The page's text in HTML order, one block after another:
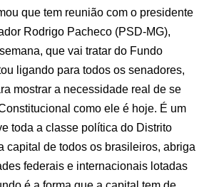
que tem reunião com o presidente
Rodrigo Pacheco (PSD-MG),
que vai tratar do Fundo
ligando para todos os senadores,
mostrar a necessidade real de se
como ele é hoje. É um
toda a classe política do Distrito
capital de todos os brasileiros, abriga
federais e internacionais lotadas